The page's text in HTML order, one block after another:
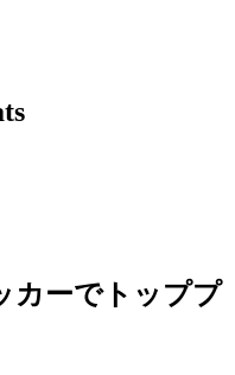
カーでトッププ